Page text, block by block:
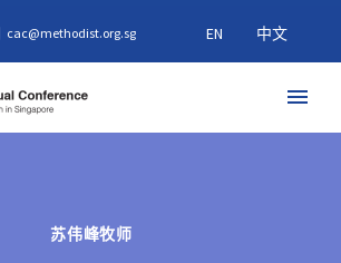
cac@methodist.org.sg EN 中文
苏伟峰牧师